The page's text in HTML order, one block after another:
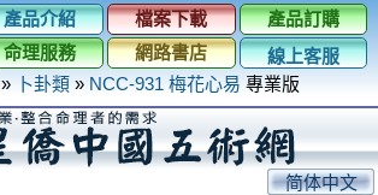
產品介紹 檔案下載
產品訂購
命理服務 網路書店
線上客服
» 卜卦類 » NCC-931 梅花心易 專業版
简体中文